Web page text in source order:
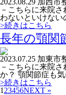
2023.08.29 加西市
－こちらに来院
わないといけない
>続きはこちら
長年の顎関
2023.07.25 加東市
－こちらに来院
か？ 顎関節症も
>続きはこちら
1 23456NEXT »